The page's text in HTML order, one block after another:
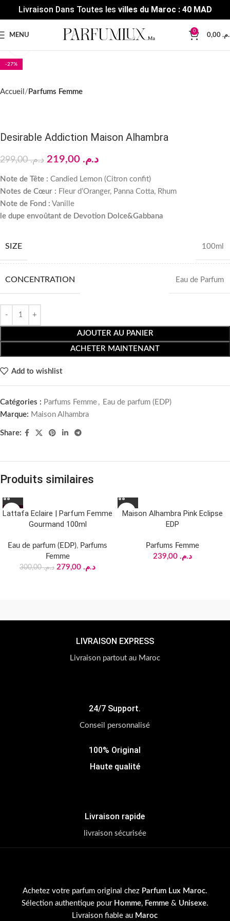
Livraison Dans Toutes les villes du Maroc : 40 MAD
MENU
0
-27%
Accueil Parfums Femme
Desirable Addiction Maison Alhambra
د.م.299,00 د.م.
Note de Tête : Candied Lemon (Citron confit)
Notes de Cœur : Fleur d’Oranger, Panna Cotta, Rhum
Note de Fond : Vanille
le dupe envoûtant de Devotion Dolce&Gabbana
SIZE 100ml
CONCENTRATION Eau de Parfum
AJOUTER AU PANIER
ACHETER MAINTENANT
Add to wishlist
Catégories : Parfums Femme , Eau de parfum (EDP)
Marque: Maison Alhambra
Share:
Produits similaires
-7%
Lattafa Eclaire | Parfum Femme
Gourmand 100ml
Eau de parfum (EDP), Parfums
Femme
د.م.300,00 د.م.
Maison Alhambra Pink Eclipse
EDP
Parfums Femme
د.م.
LIVRAISON EXPRESS
Livraison partout au Maroc
24/7 Support.
Conseil personnalisé
100% Original
Haute qualité
Livraison rapide
livraison sécurisée
Achetez votre parfum original chez Parfum Lux Maroc.
Sélection authentique pour Homme, Femme& Unisexe.
Livraison fiable au Maroc